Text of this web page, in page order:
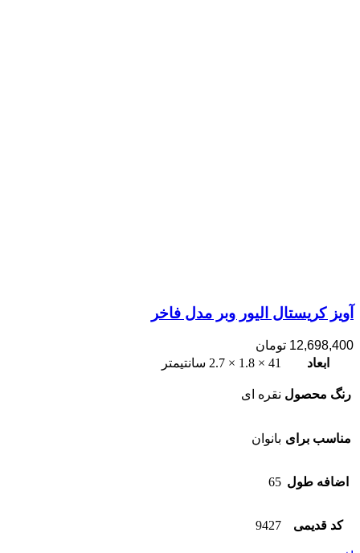
آویز کریستال الیور وبر مدل فاخر
12,698,400 تومان
ابعاد
41 × 1.8 × 2.7 سانتیمتر
رنگ محصول نقره ای
مناسب برای بانوان
اضافه طول 65
کد قدیمی 9427